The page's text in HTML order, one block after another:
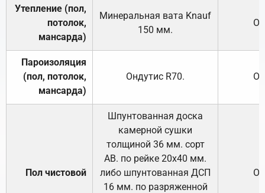
Утепление (пол,
потолок,
мансарда)
Минеральная вата Knauf
150 мм.
Пароизоляция
(пол, потолок,
мансарда)
Ондутис R70.
Пол чистовой
Шпунтованная доска
камерной сушки
толщиной 36 мм. сорт
АВ. по рейке 20х40 мм.
либо шпунтованная ДСП
16 мм. по разряженной